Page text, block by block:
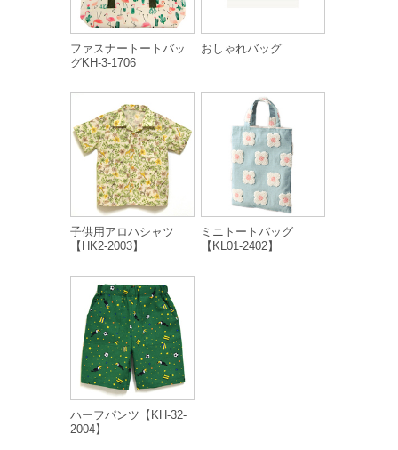
ファスナートートバッ
グKH-3-1706
おしゃれバッグ
子供用アロハシャツ
【HK2-2003】
ミニトートバッグ
【KL01-2402】
ハーフパンツ【KH-32-
2004】